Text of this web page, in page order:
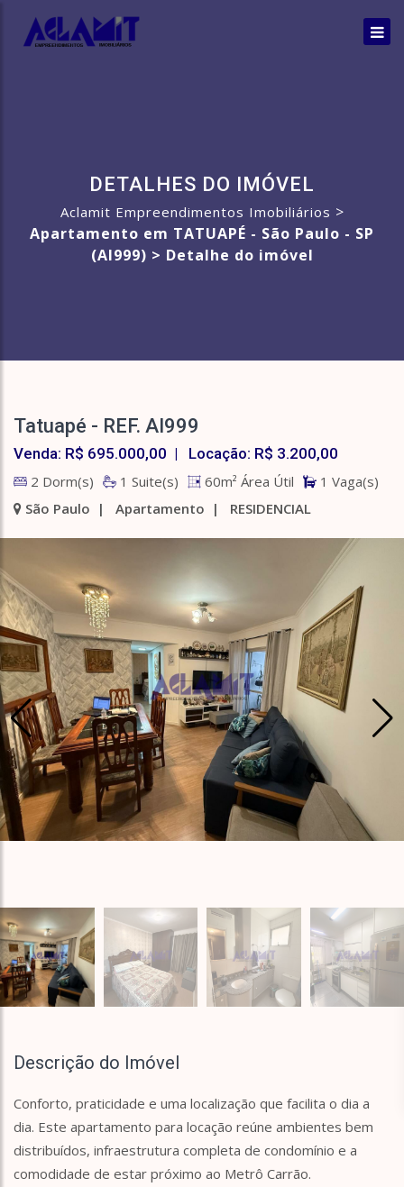
DETALHES DO IMÓVEL
Aclamit Empreendimentos Imobiliários >
Apartamento em TATUAPÉ - São Paulo - SP
(AI999) > Detalhe do imóvel
Tatuapé - REF. AI999
Venda: R$ 695.000,00 | Locação: R$ 3.200,00
2 Dorm(s)
1 Suite(s) 60m² Área Útil
1 Vaga(s)
São Paulo | Apartamento | RESIDENCIAL
Descrição do Imóvel
Conforto, praticidade e uma localização que facilita o dia a
dia. Este apartamento para locação reúne ambientes bem
distribuídos, infraestrutura completa de condomínio e a
comodidade de estar próximo ao Metrô Carrão.